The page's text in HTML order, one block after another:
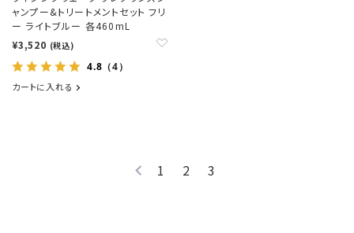
ャンプー&トリートメントセット フリ
ー ライトブルー 各460mL
¥3,520 (税込)
4.8 （4）
カートに入れる
1 2 3